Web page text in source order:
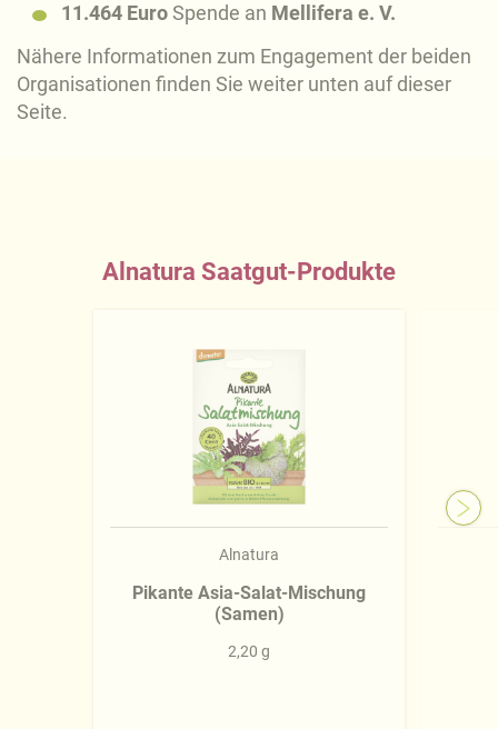
11.464 EuroSpende an Mellifera e. V.
Nähere Informationen zum Engagement der beiden
Organisationen finden Sie weiter unten auf dieser
Seite.
Alnatura Saatgut-Produkte
Alnatura
Pikante Asia-Salat-Mischung
(Samen)
2,20 g